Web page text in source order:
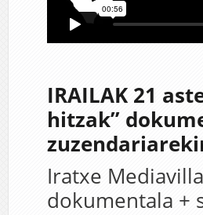
IRAILAK 21
hitzak”
Iratxe
dokumentala +